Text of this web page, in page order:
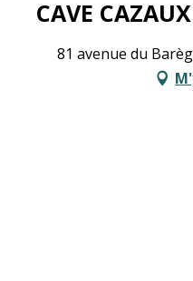
CAVE CAZAUX
81 avenue du